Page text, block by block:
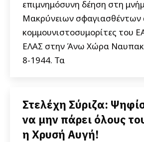
επιμνημόσυνη δέηση στη
Μακρύνειων σφαγιασθέντων
κομμουνιστοσυμορίτες του
ΕΛΑΣ στην Άνω Χώρα
8-1944. Τα
Στελέχη Σύριζα:
να μην πάρει όλους
η Χρυσή Αυγή!